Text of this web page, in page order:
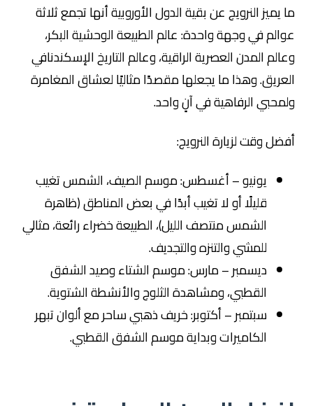
ما يميز النرويج عن بقية الدول الأوروبية أنها تجمع ثلاثة
عوالم في وجهة واحدة: عالم الطبيعة الوحشية البكر،
وعالم المدن العصرية الراقية، وعالم التاريخ الإسكندنافي
العريق. وهذا ما يجعلها مقصدًا مثاليًا لعشاق المغامرة
ولمحبي الرفاهية في آنٍ واحد.
أفضل وقت لزيارة النرويج:
يونيو – أغسطس: موسم الصيف، الشمس تغيب
قليلًا أو لا تغيب أبدًا في بعض المناطق (ظاهرة
الشمس منتصف الليل)، الطبيعة خضراء رائعة، مثالي
للمشي والتنزه والتجديف.
ديسمبر – مارس: موسم الشتاء وصيد الشفق
القطبي، ومشاهدة الثلوج والأنشطة الشتوية.
سبتمبر – أكتوبر: خريف ذهبي ساحر مع ألوان تبهر
الكاميرات وبداية موسم الشفق القطبي.